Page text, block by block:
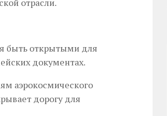
отрасли.
быть открытыми для
документах.
аэрокосмического
дорогу для